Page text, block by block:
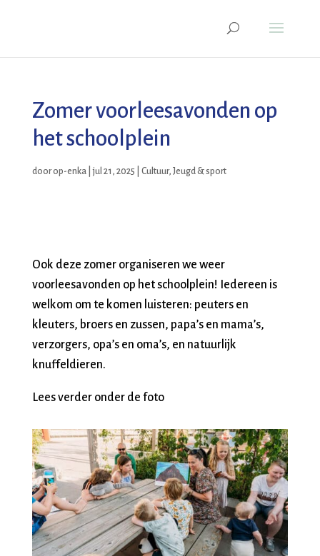
Zomer voorleesavonden op
het schoolplein
doorop-enka|jul 21, 2025 Cultuur, Jeugd & sport
Ook deze zomer organiseren we weer
voorleesavonden op het schoolplein! Iedereen is
welkom om te komen luisteren: peuters en
kleuters, broers en zussen, papa’s en mama’s,
verzorgers, opa’s en oma’s, en natuurlijk
knuffeldieren.
Lees verder onder de foto